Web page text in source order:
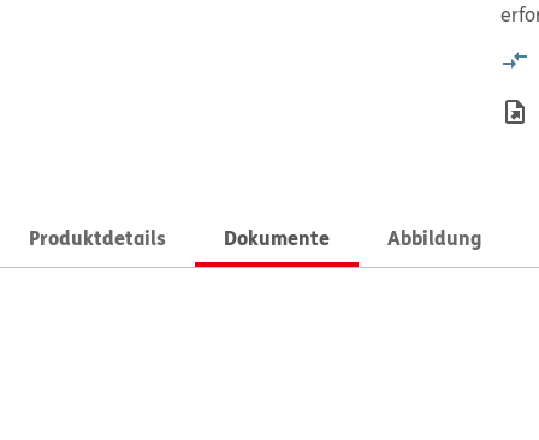
Produktdetails Dokumente Abbildung